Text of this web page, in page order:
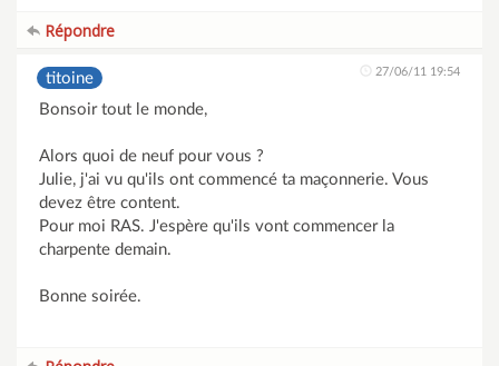
Répondre
titoine 27/06/11 19:54
Bonsoir tout le monde,
Alors quoi de neuf pour vous ?
Julie, j'ai vu qu'ils ont commencé ta maçonnerie. Vous
devez être content.
Pour moi RAS. J'espère qu'ils vont commencer la
charpente demain.
Bonne soirée.